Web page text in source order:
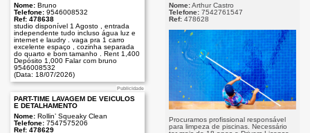
Nome: Bruno
Telefone: 9546008532
Ref: 478638
studio disponível 1 Agosto , entrada
independente tudo incluso água luz e
internet e laudry . vaga pra 1 carro
excelente espaço , cozinha separada
do quarto e bom tamanho . Rent 1,400
Depósito 1,000 Falar com bruno
9546008532
(Data: 18/07/2026)
Publicidade
PART-TIME LAVAGEM DE VEICULOS
E DETALHAMENTO
Nome: Rollin’ Squeaky Clean
Telefone: 7547575206
Ref: 478629
Chegou na Florida o chinelo da Copa.
Modelo Brasil, USA, Canadá e México.
Especial para quem ama futebol e
gosta colecionar emoções. Unissex,
numeração do 33/34 ao 43/44. você
encontra no Cafe Vida Bookstore no
Plaza do Latinos. Ligue: 954.372.1111
(Data: 17/07/2026)
Nome:Arthur Castro
Telefone: 7542761547
Ref: 478628
Procuramos profissional responsável
para limpeza de piscinas. Necessário